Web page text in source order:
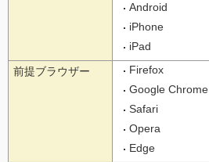
Android
iPhone
iPad
前提ブラウザー
Firefox
Google Chrome
Safari
Opera
Edge